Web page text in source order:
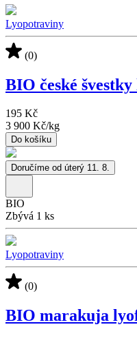
Lyopotraviny
(0)
BIO české
195 Kč
3 900 Kč/kg
Do košíku
Doručíme od úterý 11. 8.
BIO
Zbývá 1 ks
Lyopotraviny
(0)
BIO marakuja